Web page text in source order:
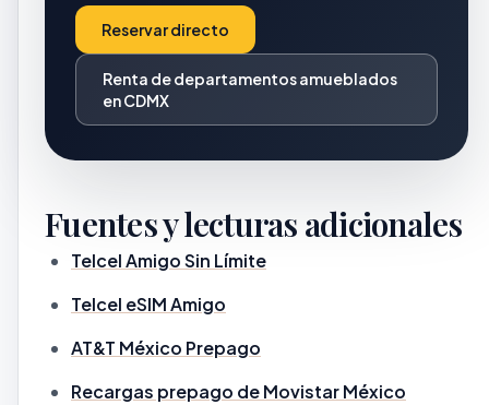
Reservar directo
Renta de departamentos amueblados
en CDMX
Fuentes y lecturas adicionales
Telcel Amigo Sin Límite
Telcel eSIM Amigo
AT&T México Prepago
Recargas prepago de Movistar México